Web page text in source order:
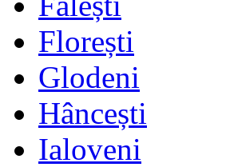
Florești
Glodeni
Hâncești
Ialoveni